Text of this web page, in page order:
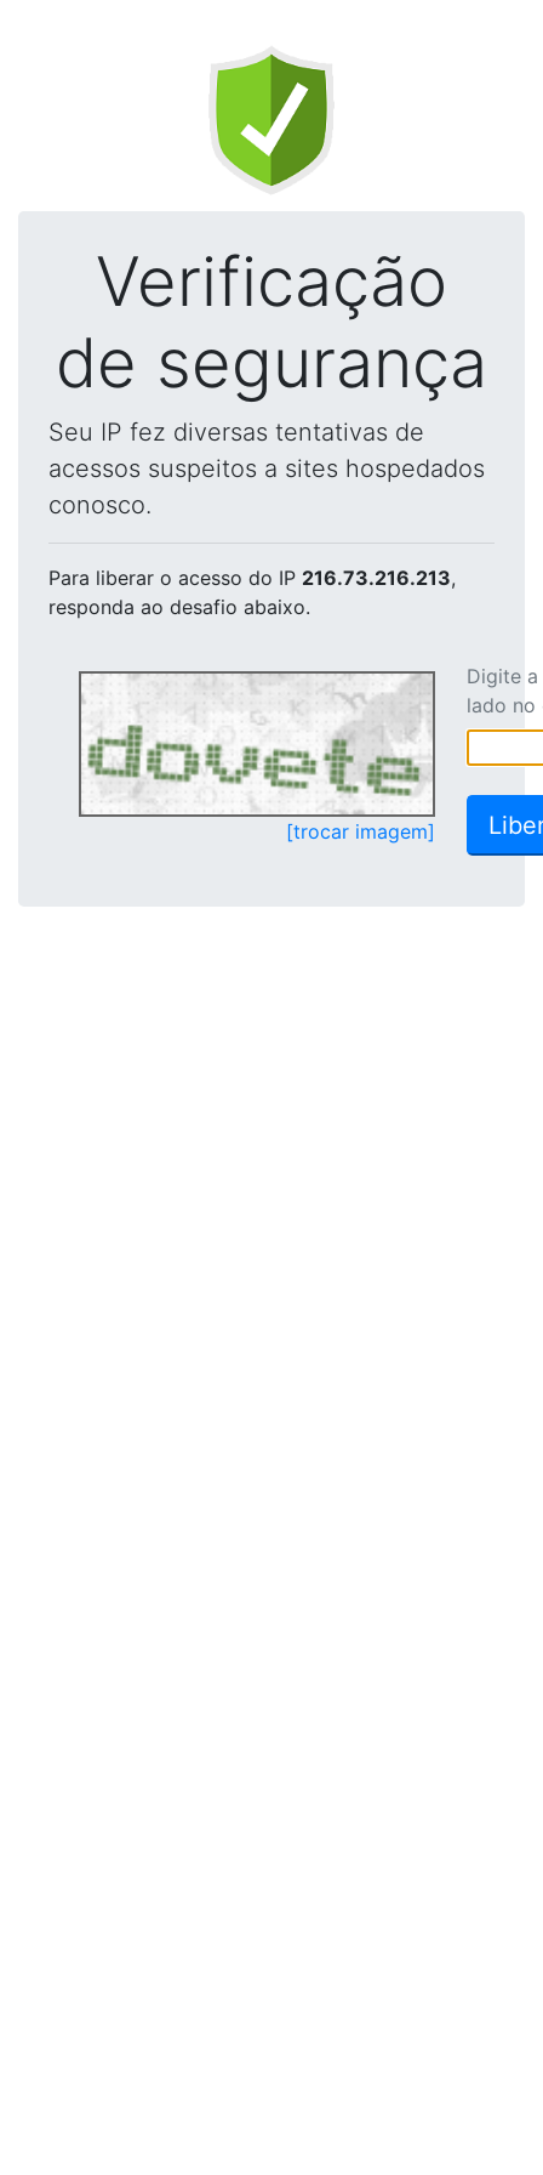
Verificação
de segurança
Seu IP fez diversas tentativas de
acessos suspeitos a sites hospedados
conosco.
Para liberar o acesso do IP 216.73.216.213,
responda ao desafio abaixo.
[trocar imagem]
Digite
lado no